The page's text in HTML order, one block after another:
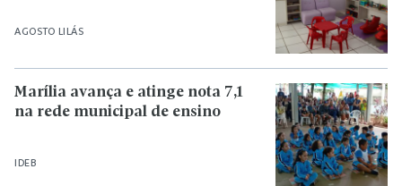
AGOSTO LILÁS
IDEB
Marília avança e atinge nota 7,1
na rede municipal de ensino